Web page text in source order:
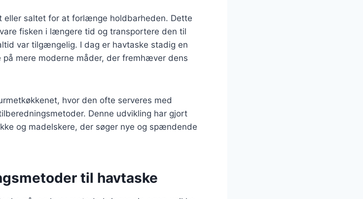
eller saltet for at forlænge holdbarheden. Dette
fisken i længere tid og transportere den til
var tilgængelig. I dag er havtaske stadig en
mere moderne måder, der fremhæver dens
hvor den ofte serveres med
Denne udvikling har gjort
og madelskere, der søger nye og spændende
til havtaske